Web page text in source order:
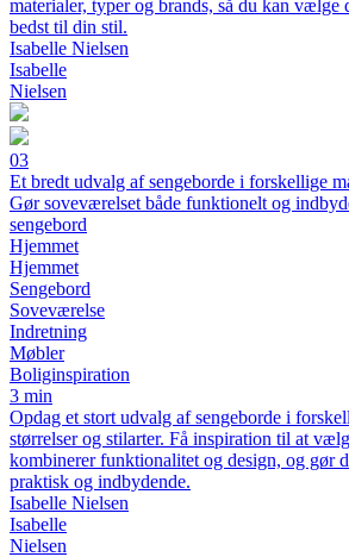
materialer, typer og brands, så du kan vælge
bedst til din stil.
Isabelle Nielsen
Isabelle
Nielsen
03
Et bredt udvalg af sengeborde i forskellige
Gør soveværelset både funktionelt og
sengebord
Hjemmet
Hjemmet
Sengebord
Soveværelse
Indretning
Møbler
Boliginspiration
3 min
Opdag et stort udvalg af sengeborde i
størrelser og stilarter. Få inspiration til at
kombinerer funktionalitet og design, og gør
praktisk og indbydende.
Isabelle Nielsen
Isabelle
Nielsen